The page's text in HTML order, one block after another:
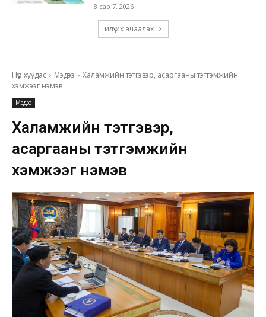
8 сар 7, 2026
илүү их ачаалах